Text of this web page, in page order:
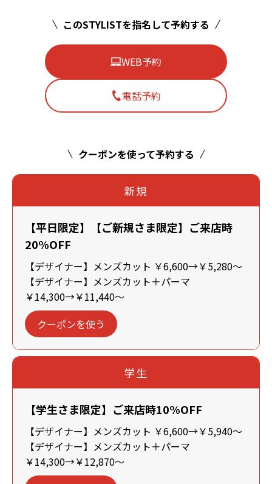
このSTYLISTを指名して予約する
WEB予約
電話予約
クーポンを使って予約する
新規
【平日限定】【ご新規さま限定】ご来店時
20%OFF
【デザイナー】メンズカット ￥6,600→￥5,280～
【デザイナー】メンズカット＋パーマ
￥14,300→￥11,440～
クーポンを使う
学生
【学生さま限定】ご来店時10%OFF
【デザイナー】メンズカット ￥6,600→￥5,940～
【デザイナー】メンズカット＋パーマ
￥14,300→￥12,870～